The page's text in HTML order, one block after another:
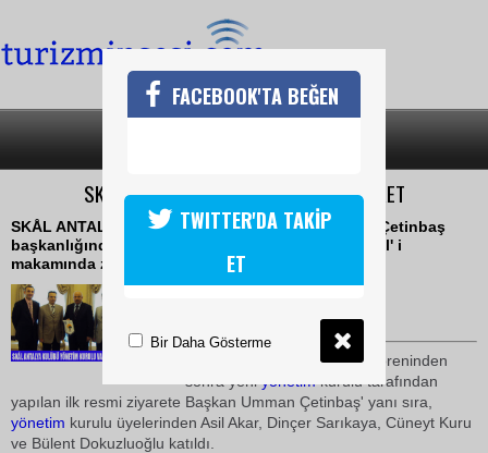
SKÅL ANTALYADAN VALİ YÜKSELE ZİYARET
SKÅL ANTALYA KULÜBÜ Yönetim kurulu, Umman Çetinbaş
başkanlığında Antalya Valisi Sayın Alaaddin Yüksel' i
makamında ziyaret etti
28 Şubattaki zincir değişim töreninden
sonra yeniyönetimkurulu tarafından
yapılan ilk resmi ziyarete Başkan Umman Çetinbaş' yanı sıra,
yönetim kurulu üyelerinden Asil Akar, Dinçer Sarıkaya, Cüneyt Kuru
ve Bülent Dokuzluoğlu katıldı.
FACEBOOK'TA BEĞEN
TWITTER'DA TAKİP
ET
Bir Daha Gösterme